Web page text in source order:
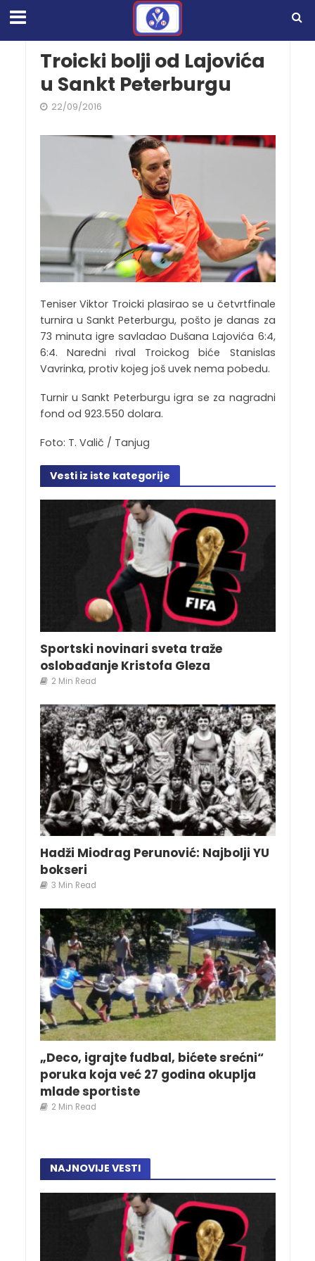
Troicki bolji od Lajovića
u Sankt Peterburgu
22/09/2016
Teniser Viktor Troicki plasirao se u četvrtfinale
turnira u Sankt Peterburgu, pošto je danas za
73 minuta igre savladao Dušana Lajovića 6:4,
6:4. Naredni rival Troickog biće Stanislas
Vavrinka, protiv kojeg još uvek nema pobedu.
Turnir u Sankt Peterburgu igra se za nagradni
fond od 923.550 dolara.
Foto: T. Valič / Tanjug
Vesti iz iste kategorije
Sportski novinari sveta traže
oslobađanje Kristofa Gleza
2 Min Read
Hadži Miodrag Perunović: Najbolji YU
bokseri
3 Min Read
„Deco, igrajte fudbal, bićete srećni“
poruka koja već 27 godina okuplja
mlade sportiste
2 Min Read
NAJNOVIJE VESTI